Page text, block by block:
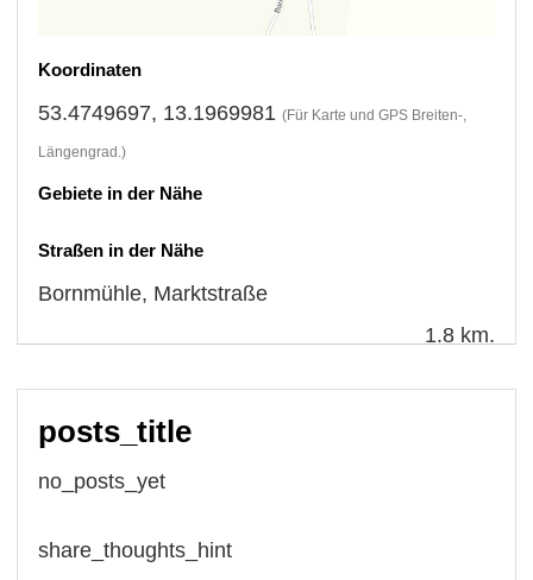
Koordinaten
53.4749697, 13.1969981 (Für Karte und GPS Breiten-,
Längengrad.)
Gebiete in der Nähe
Straßen in der Nähe
Bornmühle, Marktstraße
1.8 km.
posts_title
no_posts_yet
share_thoughts_hint